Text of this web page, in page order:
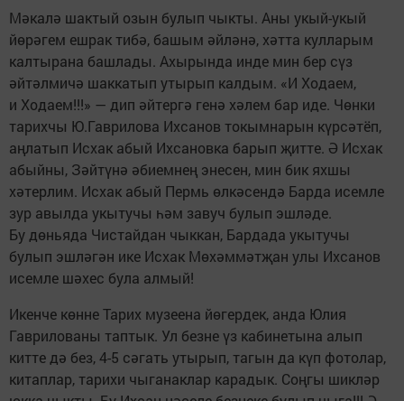
Мәкалә шактый озын булып чыкты. Аны укый-укый
йөрәгем ешрак тибә, башым әйләнә, хәтта кулларым
калтырана башлады. Ахырында инде мин бер сүз
әйтәлмичә шаккатып утырып калдым. «И Ходаем,
и Ходаем!!!» — дип әйтергә генә хәлем бар иде. Чөнки
тарихчы Ю.Гаврилова Ихсанов токымнарын күрсәтёп,
аңлатып Исхак абый Ихсановка барып җитте. Ә Исхак
абыйны, Зәйтүнә әбиемнең энесен, мин бик яхшы
хәтерлим. Исхак абый Пермь өлкәсендә Барда исемле
зур авылда укытучы һәм завуч булып эшләде.
Бу дөньяда Чис­тайдан чыккан, Бардада укытучы
булып эшләгән ике Исхак Мөхәммәтҗан улы Ихсанов
исемле шәхес була алмый!
Икенче көнне Тарих музеена йөгердек, анда Юлия
Гаврилованы таптык. Ул безне үз кабинетына алып
китте дә без, 4-5 сәгать утырып, тагын да күп фотолар,
китаплар, тарихи чыганаклар карадык. Соңгы шикләр